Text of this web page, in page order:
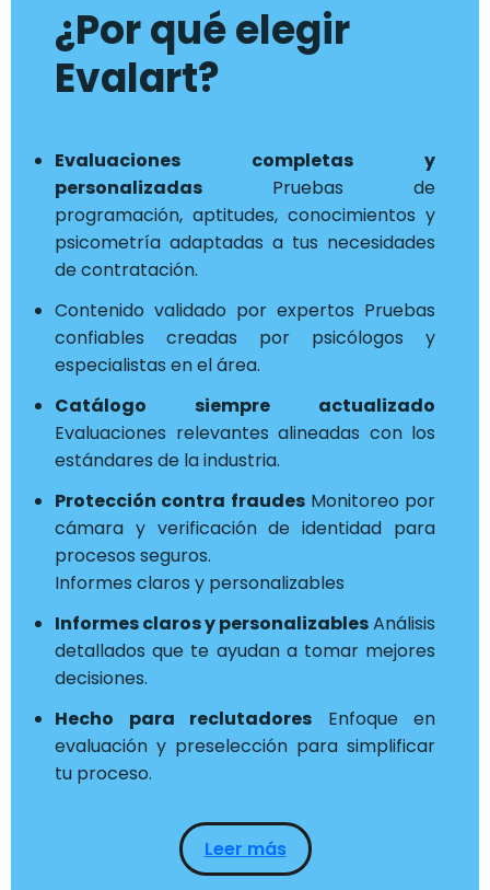
¿Por qué elegir
Evalart?
Evaluaciones completas y
personalizadas Pruebas de
programación, aptitudes, conocimientos y
psicometría adaptadas a tus necesidades
de contratación.
Contenido validado por expertos Pruebas
confiables creadas por psicólogos y
especialistas en el área.
Catálogo siempre actualizado
Evaluaciones relevantes alineadas con los
estándares de la industria.
Protección contra fraudesMonitoreo por
cámara y verificación de identidad para
procesos seguros.
Informes claros y personalizables
Informes claros y personalizablesAnálisis
detallados que te ayudan a tomar mejores
decisiones.
Hecho para reclutadores Enfoque en
evaluación y preselección para simplificar
tu proceso.
Leer más